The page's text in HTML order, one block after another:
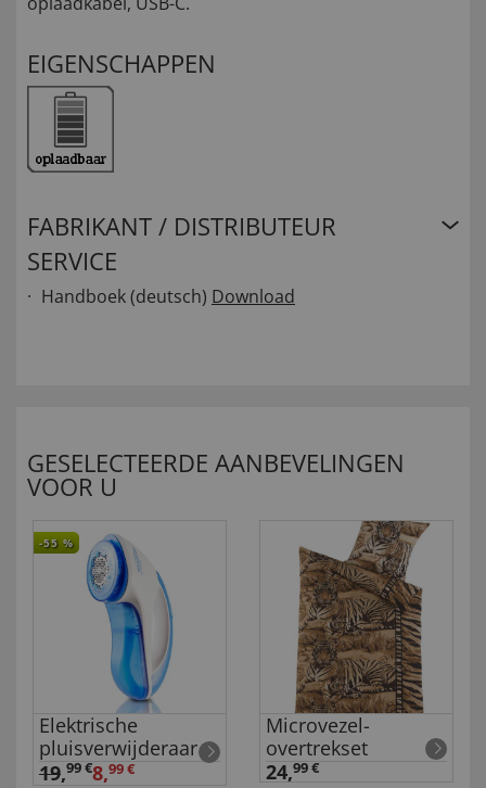
EIGENSCHAPPEN
FABRIKANT / DISTRIBUTEUR
SERVICE
Handboek (deutsch) Download
GESELECTEERDE AANBEVELINGEN
VOOR U
-55 %
Elektrische
pluisverwijderaar
19,99 €8,99 €
Microvezel-
overtrekset
24,99 €